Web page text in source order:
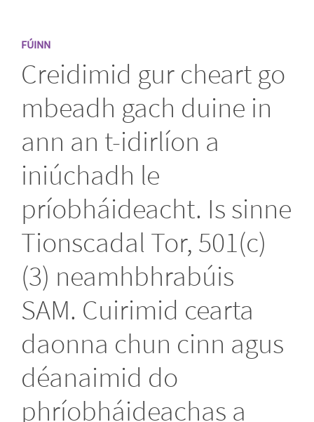
FÚINN
Creidimid gur cheart go
mbeadh gach duine in
ann an t-idirlíon a
iniúchadh le
príobháideacht. Is sinne
Tionscadal Tor, 501(c)
(3) neamhbhrabúis
SAM. Cuirimid cearta
daonna chun cinn agus
déanaimid do
phríobháideachas a